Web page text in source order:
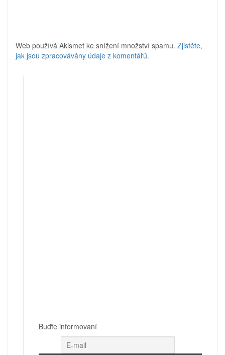
Web používá Akismet ke snížení množství spamu. Zjistěte,
jak jsou zpracovávány údaje z komentářů.
Buďte informovaní